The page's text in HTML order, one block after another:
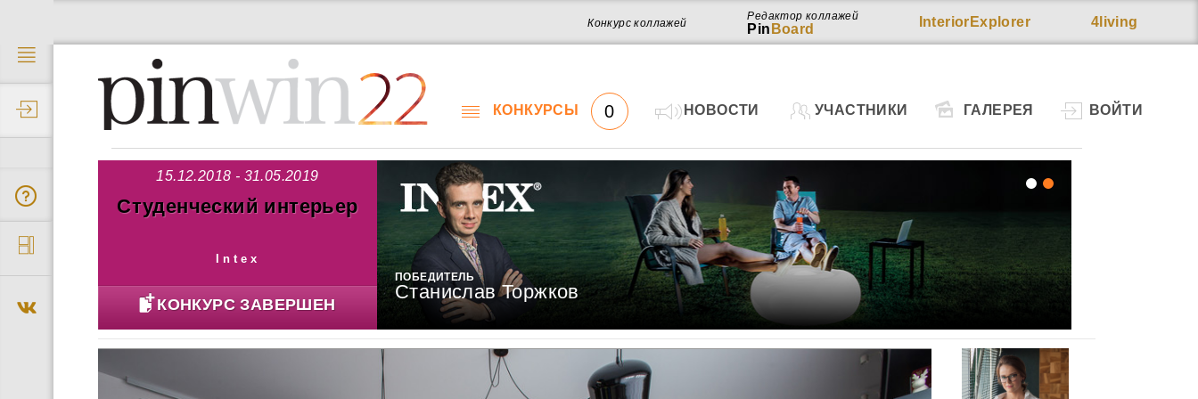
4living
InteriorExplorer
Редактор коллажей
Pin Board
Конкурс коллажей
22 КОНКУРСЫ 0 НОВОСТИ УЧАСТНИКИ ГАЛЕРЕЯ ВОЙТИ
15.12.2018 - 31.05.2019
Студенческий интерьер
Intex
КОНКУРС ЗАВЕРШЕН
ПОБЕДИТЕЛЬ
Станислав Торжков
Работ